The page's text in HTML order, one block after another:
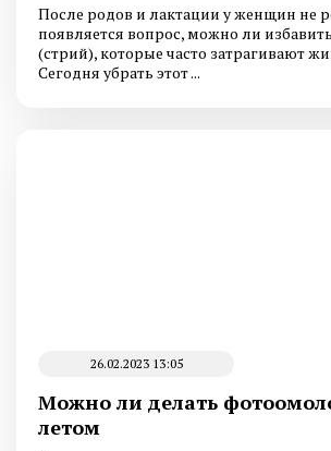
После родов и лактации у женщин не
появляется вопрос, можно ли
(стрий), которые часто затрагивают
Сегодня убрать этот ...
26.02.2023 13:05
Можно ли делать
летом